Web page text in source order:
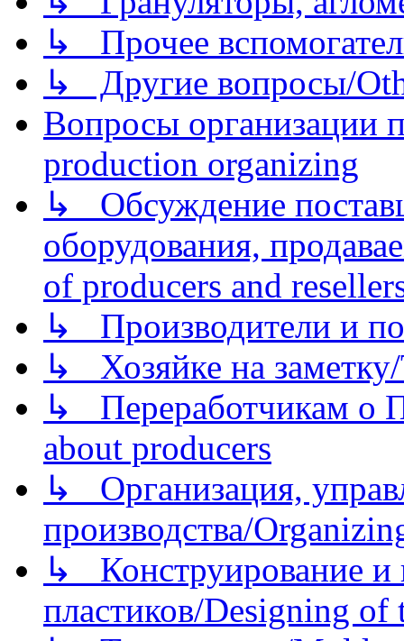
↳ Прочее
↳ Другие вопросы/
Вопросы организации
production organizing
↳ Обсуждение
оборудования,
of producers and
↳ Производители и
↳ Хозяйке на
↳ Переработчикам о
about producers
↳ Организация,
производства/
↳ Конструирование и
пластиков/Designing of